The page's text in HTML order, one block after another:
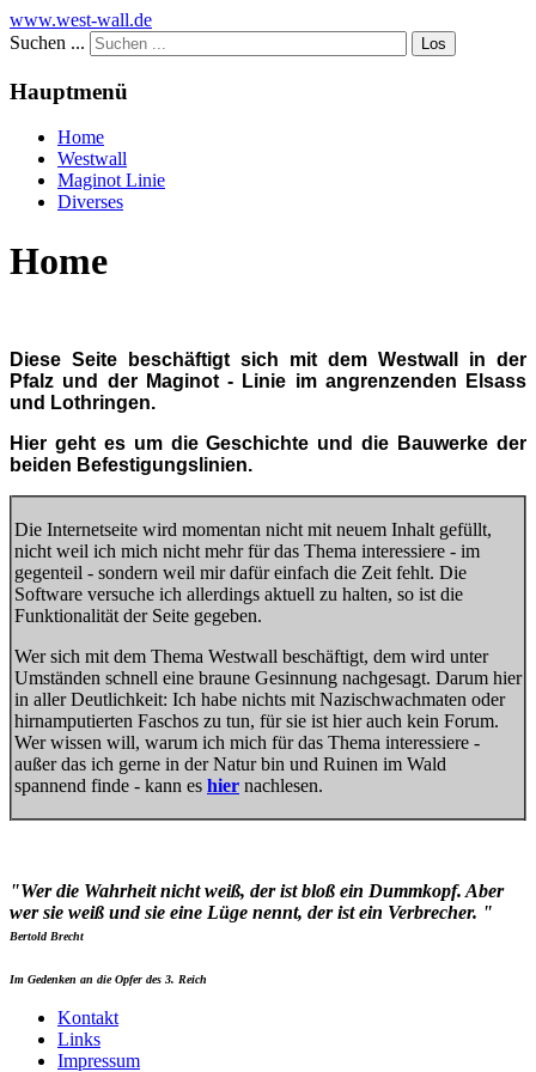
www.west-wall.de
Suchen ...
Los
Hauptmenü
Home
Westwall
Maginot Linie
Diverses
Home
Diese Seite beschäftigt sich mit dem Westwall in der
Pfalz und der Maginot - Linie im angrenzenden Elsass
und Lothringen.
Hier geht es um die Geschichte und die Bauwerke der
beiden Befestigungslinien.
Die Internetseite wird momentan nicht mit neuem Inhalt gefüllt,
nicht weil ich mich nicht mehr für das Thema interessiere - im
gegenteil - sondern weil mir dafür einfach die Zeit fehlt. Die
Software versuche ich allerdings aktuell zu halten, so ist die
Funktionalität der Seite gegeben.
Wer sich mit dem Thema Westwall beschäftigt, dem wird unter
Umständen schnell eine braune Gesinnung nachgesagt. Darum hier
in aller Deutlichkeit: Ich habe nichts mit Nazischwachmaten oder
hirnamputierten Faschos zu tun, für sie ist hier auch kein Forum.
Wer wissen will, warum ich mich für das Thema interessiere -
außer das ich gerne in der Natur bin und Ruinen im Wald
spannend finde - kann es hier nachlesen.
"Wer die Wahrheit nicht weiß, der ist bloß ein Dummkopf. Aber
wer sie weiß und sie eine Lüge nennt, der ist ein Verbrecher. "
Bertold Brecht
Im Gedenken an die Opfer des 3. Reich
Kontakt
Links
Impressum